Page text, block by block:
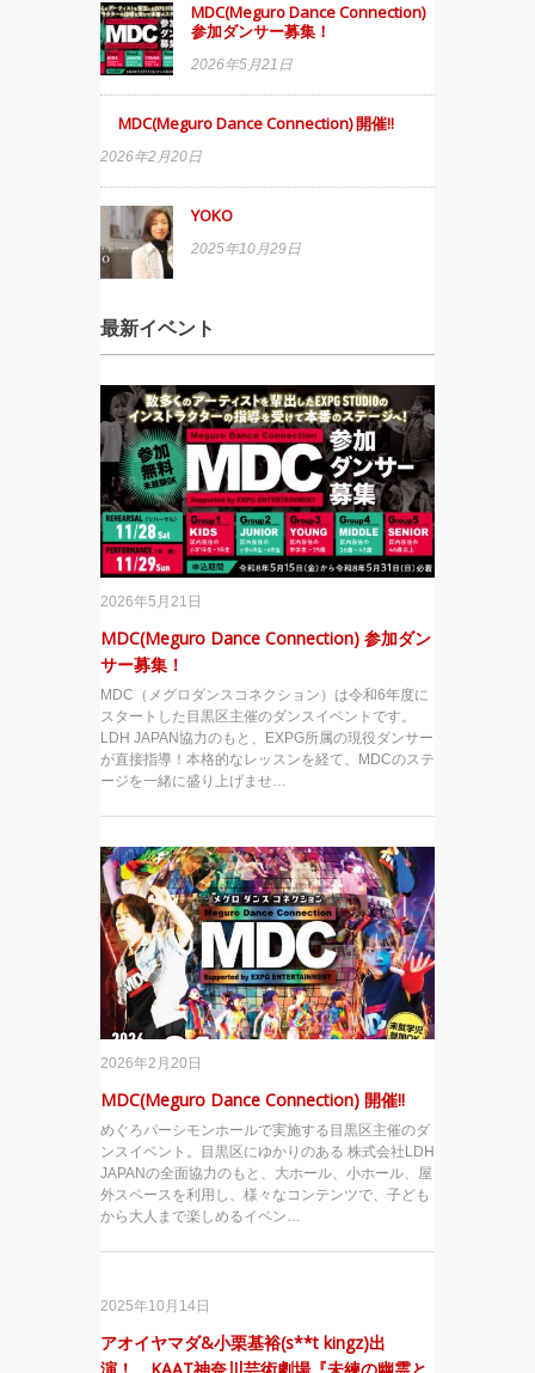
MDC(Meguro Dance Connection)
参加ダンサー募集！
2026年5月21日
MDC(Meguro Dance Connection) 開催!!
2026年2月20日
YOKO
2025年10月29日
最新イベント
2026年5月21日
MDC(Meguro Dance Connection) 参加ダン
サー募集！
MDC（メグロダンスコネクション）は令和6年度に
スタートした目黒区主催のダンスイベントです。
LDH JAPAN協力のもと、EXPG所属の現役ダンサー
が直接指導！本格的なレッスンを経て、MDCのステ
ージを一緒に盛り上げませ…
2026年2月20日
MDC(Meguro Dance Connection) 開催!!
めぐろパーシモンホールで実施する目黒区主催のダ
ンスイベント。目黒区にゆかりのある 株式会社LDH
JAPANの全面協力のもと、大ホール、小ホール、屋
外スペースを利用し、様々なコンテンツで、子ども
から大人まで楽しめるイベン…
2025年10月14日
アオイヤマダ&小栗基裕(s**t kingz)出
演！ KAAT神奈川芸術劇場『未練の幽霊と